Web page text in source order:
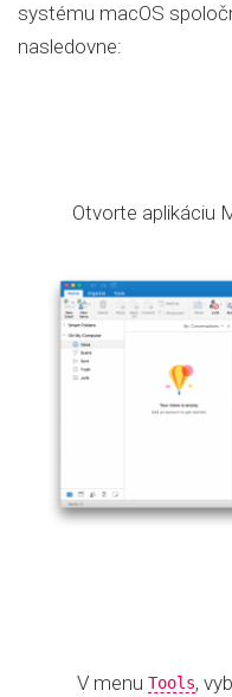
systému macOS
nasledovne:
Otvorte aplikáciu
V menu Tools,